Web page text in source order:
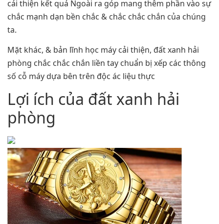
cải thiện kết quả Ngoài ra góp mang thêm phần vào sự
chắc mạnh dạn bền chắc & chắc chắc chắn của chúng
ta.
Mặt khác, & bản lĩnh học máy cải thiện, đất xanh hải
phòng chắc chắc chắn liền tay chuẩn bị xếp các thông
số cỗ máy dựa bên trên độc ác liệu thực
Lợi ích của đất xanh hải
phòng